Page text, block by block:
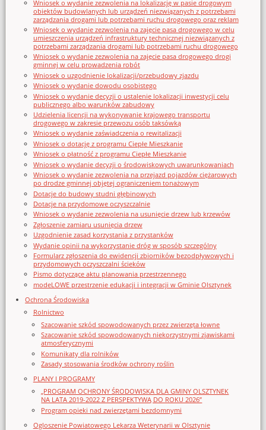
Wniosek o wydanie zezwolenia na lokalizację w pasie drogowym
obiektów budowlanych lub urządzeń niezwiązanych z potrzebami
zarządzania drogami lub potrzebami ruchu drogowego oraz reklam
Wniosek o wydanie zezwolenia na zajęcie pasa drogowego w celu
umieszczenia urządzeń infrastruktury technicznej niezwiązanych z
potrzebami zarządzania drogami lub potrzebami ruchu drogowego
Wniosek o wydanie zezwolenia na zajęcie pasa drogowego drogi
gminnej w celu prowadzenia robót
Wniosek o uzgodnienie lokalizacji/przebudowy zjazdu
Wniosek o wydanie dowodu osobistego
Wniosek o wydanie decyzji o ustalenie lokalizacji inwestycji celu
publicznego albo warunków zabudowy
Udzielenia licencji na wykonywanie krajowego transportu
drogowego w zakresie przewozu osób taksówką
Wniosek o wydanie zaświadczenia o rewitalizacji
Wniosek o dotację z programu Ciepłe Mieszkanie
Wniosek o płatność z programu Ciepłe Mieszkanie
Wniosek o wydanie decyzji o środowiskowych uwarunkowaniach
Wniosek o wydanie zezwolenia na przejazd pojazdów ciężarowych
po drodze gminnej objętej ograniczeniem tonażowym
Dotacje do budowy studni głębinowych
Dotacje na przydomowe oczyszczalnie
Wniosek o wydanie zezwolenia na usunięcie drzew lub krzewów
Zgłoszenie zamiaru usunięcia drzew
Uzgodnienie zasad korzystania z przystanków
Wydanie opinii na wykorzystanie dróg w sposób szczególny
Formularz zgłoszenia do ewidencji zbiorników bezodpływowych i
przydomowych oczyszczalni ścieków
Pismo dotyczące aktu planowania przestrzennego
modeLOWE przestrzenie edukacji i integracji w Gminie Olsztynek
Ochrona Środowiska
Rolnictwo
Szacowanie szkód spowodowanych przez zwierzęta łowne
Szacowanie szkód spowodowanych niekorzystnymi zjawiskami
atmosferycznymi
Komunikaty dla rolników
Zasady stosowania środków ochrony roślin
PLANY I PROGRAMY
„PROGRAM OCHRONY ŚRODOWISKA DLA GMINY OLSZTYNEK
NA LATA 2019-2022 Z PERSPEKTYWĄ DO ROKU 2026”
Program opieki nad zwierzętami bezdomnymi
Ogloszenie Powiatowego Lekarza Weterynarii w Olsztynie